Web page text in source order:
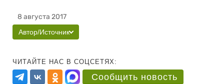
8 августа 2017
Автор/Источник
ЧИТАЙТЕ НАС В СОЦСЕТЯХ:
Сообщить новость